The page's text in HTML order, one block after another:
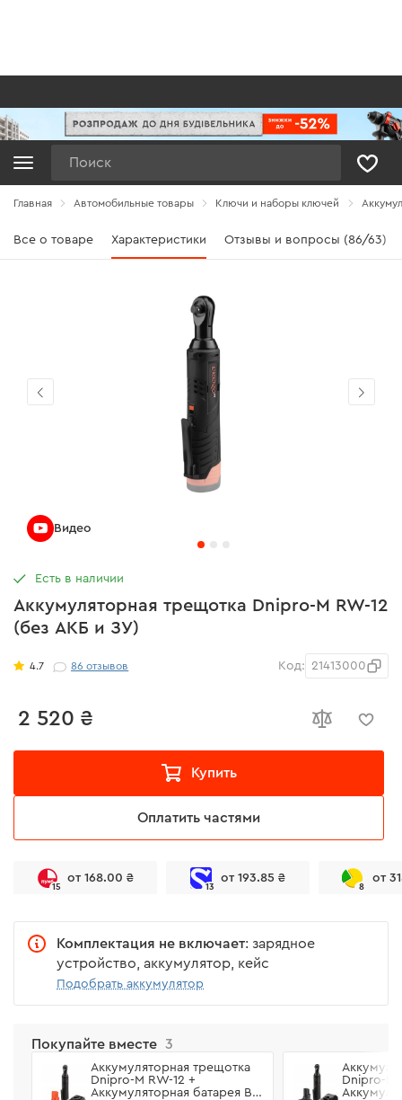
Главная Автомобильные товары Ключи и наборы ключей
Все о товаре Характеристики Отзывы и вопросы (86/63)
Аккумуляторная трещотка Dnipro-M RW-12
(без АКБ и ЗУ)
4.7 86отзывов Код: 21413000
2 520 ₴
Купить
Оплатить частями
15
от 168.00 ₴
13
от 193.85 ₴
8
от
Есть в наличии
Комплектация не включает: зарядное
устройство, аккумулятор, кейс
Подобрать аккумулятор
Покупайте вместе 3
Аккумуляторная трещотка
Dnipro-M RW-12 +
Аккумуляторная батарея BP-
Dnipro-M
Видео